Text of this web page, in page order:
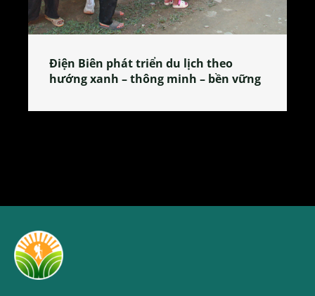
Làng làm bánh tẻ Phú Nhi – nơi lan
tỏa đặc sản xứ Đoài